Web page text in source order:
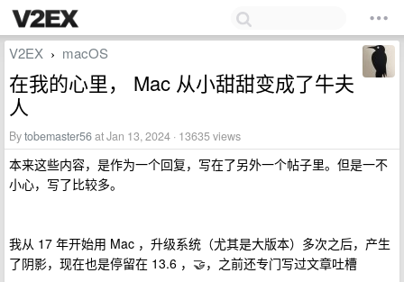
V2EX › macOS
在我的心里， Mac 从小甜甜变成了牛夫
人
Bytobemaster56at Jan 13, 2024 · 13635 views
本来这些内容，是作为一个回复，写在了另外一个帖子里。但是一不
小心，写了比较多。
我从 17 年开始用 Mac ，升级系统（尤其是大版本）多次之后，产生
了阴影，现在也是停留在 13.6 ，🤝，之前还专门写过文章吐槽